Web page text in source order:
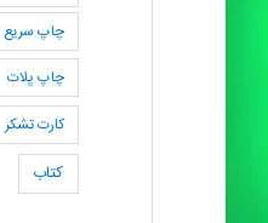
چاپ سریع
چاپ پلات
کارت تشکر
کتاب